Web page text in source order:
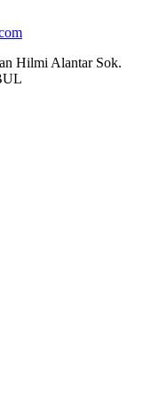
Hilmi Alantar Sok.